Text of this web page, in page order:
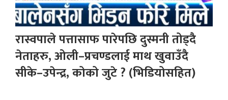
रास्वपाले पत्तासाफ पारेपछि दुस्मनी तोड्दै
नेताहरु, ओली–प्रचण्डलाई माथ खुवाउँदै
सीके–उपेन्द्र, कोको जुटे ? (भिडियोसहित)